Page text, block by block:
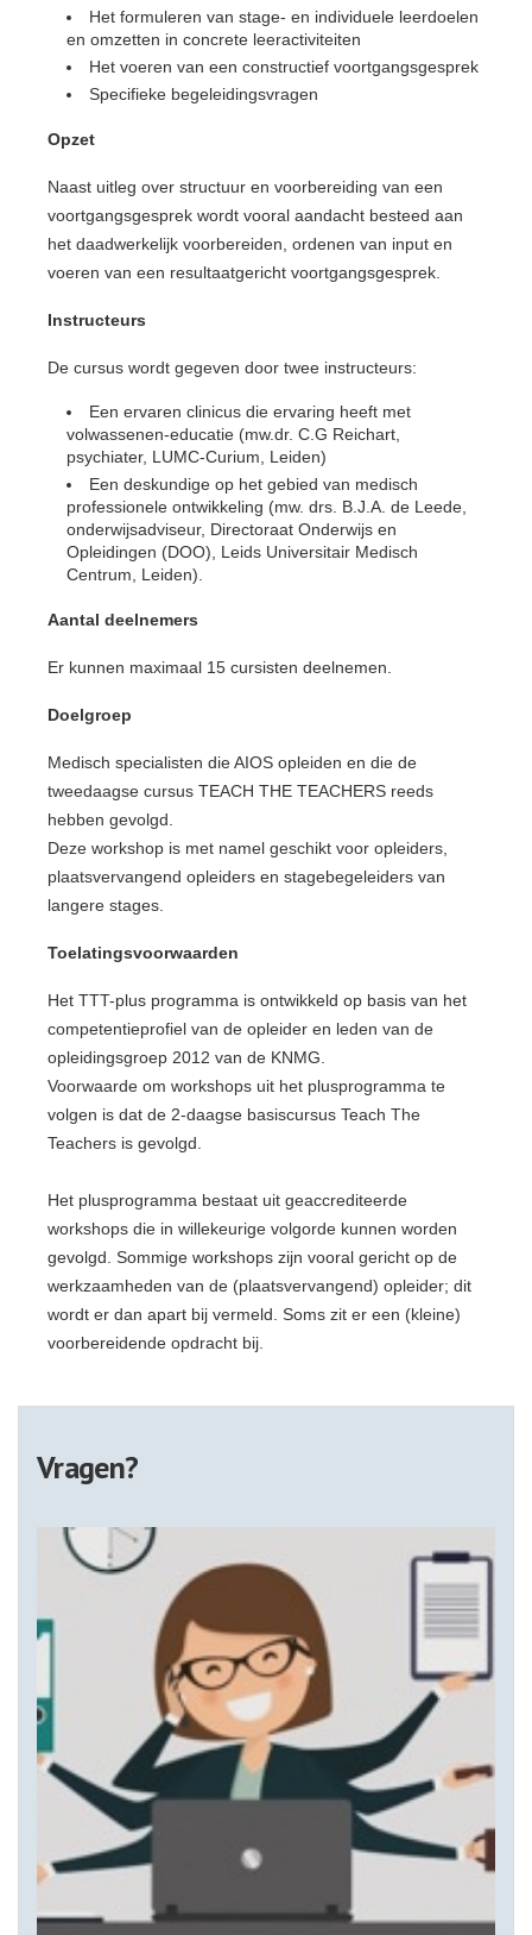
Het formuleren van stage- en individuele leerdoelen
en omzetten in concrete leeractiviteiten
Het voeren van een constructief voortgangsgesprek
Specifieke begeleidingsvragen
Opzet
Naast uitleg over structuur en voorbereiding van een
voortgangsgesprek wordt vooral aandacht besteed aan
het daadwerkelijk voorbereiden, ordenen van input en
voeren van een resultaatgericht voortgangsgesprek.
Instructeurs
De cursus wordt gegeven door twee instructeurs:
Een ervaren clinicus die ervaring heeft met
volwassenen-educatie (mw.dr. C.G Reichart,
psychiater, LUMC-Curium, Leiden)
Een deskundige op het gebied van medisch
professionele ontwikkeling (mw. drs. B.J.A. de Leede,
onderwijsadviseur, Directoraat Onderwijs en
Opleidingen (DOO), Leids Universitair Medisch
Centrum, Leiden).
Aantal deelnemers
Er kunnen maximaal 15 cursisten deelnemen.
Doelgroep
Medisch specialisten die AIOS opleiden en die de
tweedaagse cursus TEACH THE TEACHERS reeds
hebben gevolgd.
Deze workshop is met namel geschikt voor opleiders,
plaatsvervangend opleiders en stagebegeleiders van
langere stages.
Toelatingsvoorwaarden
Het TTT-plus programma is ontwikkeld op basis van het
competentieprofiel van de opleider en leden van de
opleidingsgroep 2012 van de KNMG.
Voorwaarde om workshops uit het plusprogramma te
volgen is dat de 2-daagse basiscursus Teach The
Teachers is gevolgd.
Het plusprogramma bestaat uit geaccrediteerde
workshops die in willekeurige volgorde kunnen worden
gevolgd. Sommige workshops zijn vooral gericht op de
werkzaamheden van de (plaatsvervangend) opleider; dit
wordt er dan apart bij vermeld. Soms zit er een (kleine)
voorbereidende opdracht bij.
Vragen?